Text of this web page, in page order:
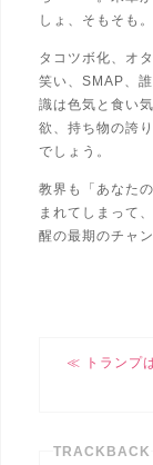
しょ、そもそも。
タコツボ化、オ
笑い、SMAP、
識は色気と食い
欲、持ち物の誇
でしょう。
教界も「あなた
まれてしまって
醒の最期のチャ
トランプ
TRACKBACK